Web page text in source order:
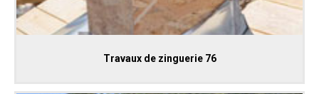
Travaux de zinguerie 76